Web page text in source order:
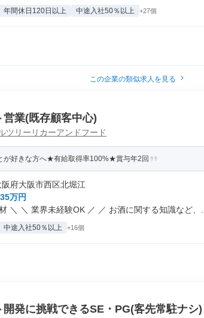
年間休日120日以上 中途入社50％以上 +27個
この企業の類似求人を見る
業(既存顧客中心)
ツリーリカーアンドフード
が好きな方へ★有給取得率100%★賞与年2回
府大阪市西区北堀江
万円
＼ ＼ 業界未経験OK ／ ／ お酒に関する知識など、...
中途入社50％以上 +16個
開発に挑戦できるSE・PG(客先常駐ナシ)